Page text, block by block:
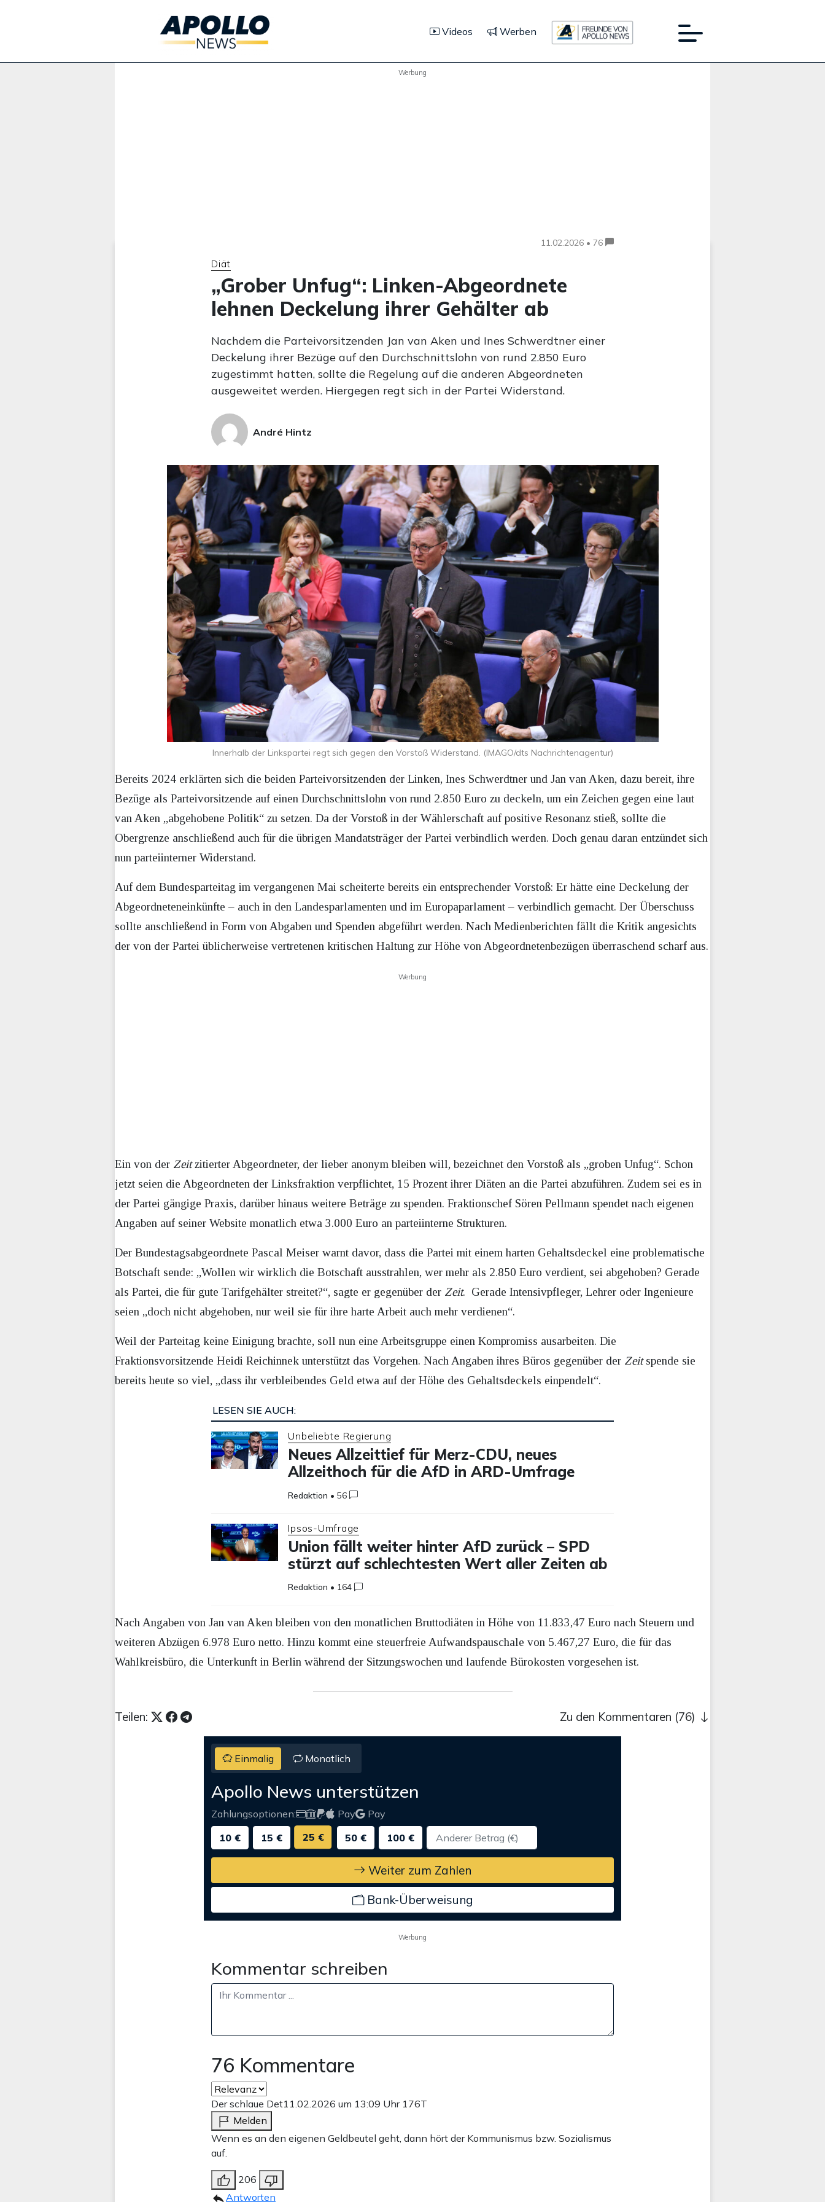
Videos Werben
Werbung
11.02.2026 • 76
Diät
„Grober Unfug“: Linken-Abgeordnete
lehnen Deckelung ihrer Gehälter ab
Nachdem die Parteivorsitzenden Jan van Aken und Ines Schwerdtner einer
Deckelung ihrer Bezüge auf den Durchschnittslohn von rund 2.850 Euro
zugestimmt hatten, sollte die Regelung auf die anderen Abgeordneten
ausgeweitet werden. Hiergegen regt sich in der Partei Widerstand.
André Hintz
Innerhalb der Linkspartei regt sich gegen den Vorstoß Widerstand. (IMAGO/dts Nachrichtenagentur)
Bereits 2024 erklärten sich die beiden Parteivorsitzenden der Linken, Ines Schwerdtner und Jan van Aken, dazu bereit, ihre
Bezüge als Parteivorsitzende auf einen Durchschnittslohn von rund 2.850 Euro zu deckeln, um ein Zeichen gegen eine laut
van Aken „abgehobene Politik“ zu setzen. Da der Vorstoß in der Wählerschaft auf positive Resonanz stieß, sollte die
Obergrenze anschließend auch für die übrigen Mandatsträger der Partei verbindlich werden. Doch genau daran entzündet sich
nun parteiinterner Widerstand.
Auf dem Bundesparteitag im vergangenen Mai scheiterte bereits ein entsprechender Vorstoß: Er hätte eine Deckelung der
Abgeordneteneinkünfte – auch in den Landesparlamenten und im Europaparlament – verbindlich gemacht. Der Überschuss
sollte anschließend in Form von Abgaben und Spenden abgeführt werden. Nach Medienberichten fällt die Kritik angesichts
der von der Partei üblicherweise vertretenen kritischen Haltung zur Höhe von Abgeordnetenbezügen überraschend scharf aus.
Werbung
Ein von der Zeitzitierter Abgeordneter, der lieber anonym bleiben will, bezeichnet den Vorstoß als „groben Unfug“. Schon
jetzt seien die Abgeordneten der Linksfraktion verpflichtet, 15 Prozent ihrer Diäten an die Partei abzuführen. Zudem sei es in
der Partei gängige Praxis, darüber hinaus weitere Beträge zu spenden. Fraktionschef Sören Pellmann spendet nach eigenen
Angaben auf seiner Website monatlich etwa 3.000 Euro an parteiinterne Strukturen.
Der Bundestagsabgeordnete Pascal Meiser warnt davor, dass die Partei mit einem harten Gehaltsdeckel eine problematische
Botschaft sende: „Wollen wir wirklich die Botschaft ausstrahlen, wer mehr als 2.850 Euro verdient, sei abgehoben? Gerade
als Partei, die für gute Tarifgehälter streitet?“, sagte er gegenüber der Zeit. Gerade Intensivpfleger, Lehrer oder Ingenieure
seien „doch nicht abgehoben, nur weil sie für ihre harte Arbeit auch mehr verdienen“.
Weil der Parteitag keine Einigung brachte, soll nun eine Arbeitsgruppe einen Kompromiss ausarbeiten. Die
Fraktionsvorsitzende Heidi Reichinnek unterstützt das Vorgehen. Nach Angaben ihres Büros gegenüber der Zeitspende sie
bereits heute so viel, „dass ihr verbleibendes Geld etwa auf der Höhe des Gehaltsdeckels einpendelt“.
LESEN SIE AUCH:
Unbeliebte Regierung
Neues Allzeittief für Merz-CDU, neues
Allzeithoch für die AfD in ARD-Umfrage
Redaktion •56
Ipsos-Umfrage
Union fällt weiter hinter AfD zurück – SPD
stürzt auf schlechtesten Wert aller Zeiten ab
Redaktion • 164
Nach Angaben von Jan van Aken bleiben von den monatlichen Bruttodiäten in Höhe von 11.833,47 Euro nach Steuern und
weiteren Abzügen 6.978 Euro netto. Hinzu kommt eine steuerfreie Aufwandspauschale von 5.467,27 Euro, die für das
Wahlkreisbüro, die Unterkunft in Berlin während der Sitzungswochen und laufende Bürokosten vorgesehen ist.
Teilen: Zu den Kommentaren (76)
Einmalig Monatlich
Apollo News unterstützen
Zahlungsoptionen: Pay
Pay
10 €
15 € 25 € 50 € 100 €
Weiter zum Zahlen
Bank-Überweisung
Werbung
Kommentar schreiben
76 Kommentare
Der schlaue Det11.02.2026 um 13:09 Uhr 176T
Melden
Wenn es an den eigenen Geldbeutel geht, dann hört der Kommunismus bzw. Sozialismus
auf.
206
Antworten